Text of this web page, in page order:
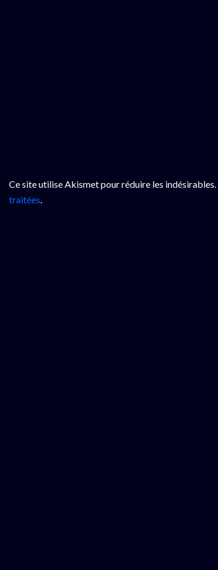
Ce site utilise Akismet pour réduire les indésirables.
traitées.